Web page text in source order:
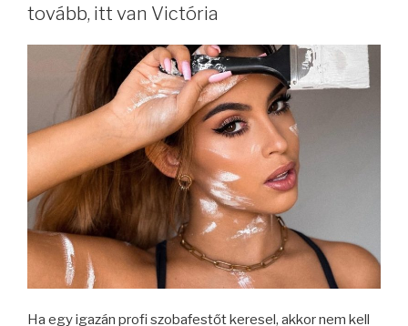
tovább, itt van Victória
Ha egy igazán profi szobafestőt keresel, akkor nem kell